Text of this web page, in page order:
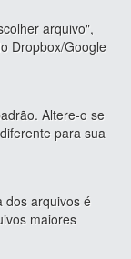
arquivo",
Dropbox/Google
Altere-o se
para sua
dos arquivos é
maiores